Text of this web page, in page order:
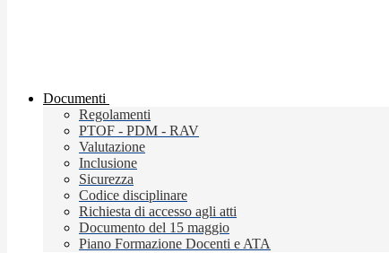
Documenti
Regolamenti
PTOF - PDM - RAV
Valutazione
Inclusione
Sicurezza
Codice disciplinare
Richiesta di accesso agli atti
Documento del 15 maggio
Piano Formazione Docenti e ATA